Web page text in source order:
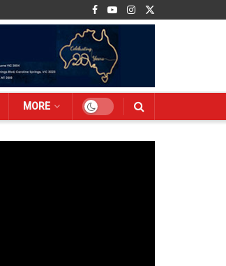
MORE